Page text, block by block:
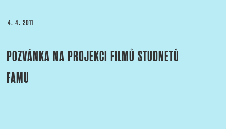
PUBLIKOVÁNO
4. 4. 2011
POZVÁNKA NA PROJEKCI FILMŮ STUDNETŮ
FAMU